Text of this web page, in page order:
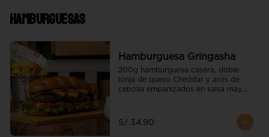
Hamburguesas
Hamburguesa Gringasha
200g hamburguesa casera, doble
lonja de queso Cheddar y aros de
cebolla empanizados en salsa mayo
Acompañado de papas nativas.
S/ 34.90